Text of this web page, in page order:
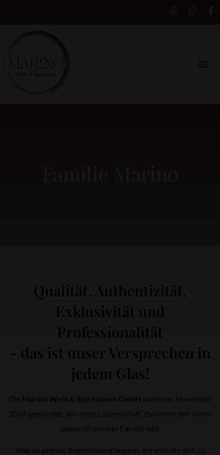
Exklusivität und
Professionalität
- das ist unser Versprechen in
jedem Glas!
Die Marino Wein & Spirituosen GmbH wurde im November
2024 gegründet, aus einer Leidenschaft, die schon seit vielen
Jahren in unserer Familie lebt.
Was als private Begeisterung begann, entwickelte sich zu